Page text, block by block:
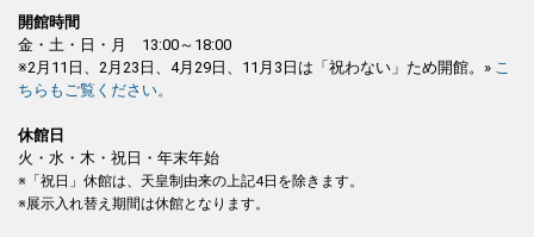
開館時間
金・土・日・月 13:00～18:00
※2月11日、2月23日、4月29日、11月3日は「祝わない」ため開館。» こ
ちらもご覧ください。
休館日
火・水・木・祝日・年末年始
※「祝日」休館は、天皇制由来の上記4日を除きます。
※展示入れ替え期間は休館となります。